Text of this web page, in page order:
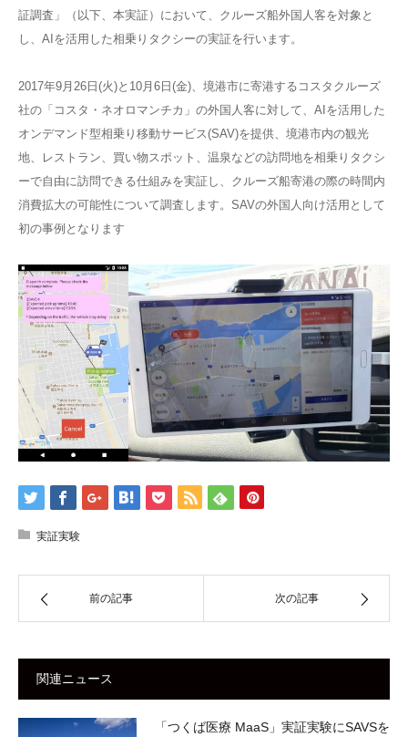
証調査」（以下、本実証）において、クルーズ船外国人客を対象と
し、AIを活用した相乗りタクシーの実証を行います。
2017年9月26日(火)と10月6日(金)、境港市に寄港するコスタクルーズ
社の「コスタ・ネオロマンチカ」の外国人客に対して、AIを活用した
オンデマンド型相乗り移動サービス(SAV)を提供、境港市内の観光
地、レストラン、買い物スポット、温泉などの訪問地を相乗りタクシ
ーで自由に訪問できる仕組みを実証し、クルーズ船寄港の際の時間内
消費拡大の可能性について調査します。SAVの外国人向け活用として
初の事例となります
実証実験
前の記事 次の記事
関連ニュース
「つくば医療 MaaS」実証実験にSAVSを